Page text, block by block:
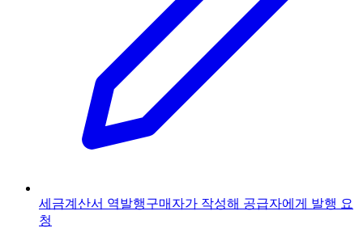
세금계산서 역발행구매자가 작성해 공급자에게 발행 요
청